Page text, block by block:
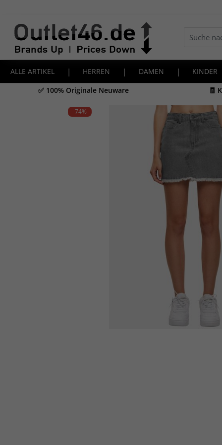
ALLE ARTIKEL | HERREN | DAMEN |
KINDER
✅ 100% Originale Neuware
🧾
-74%